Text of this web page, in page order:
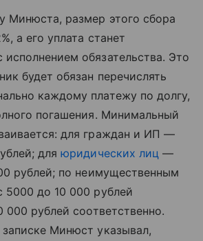
Минюста, размер этого сбора
а его уплата станет
обязательства. Это
будет обязан перечислять
каждому платежу по долгу,
погашения. Минимальный
для граждан и ИП —
дляюридических лиц —
рублей; по неимущественным
до 10 000 рублей
рублей соответственно.
Минюст указывал,